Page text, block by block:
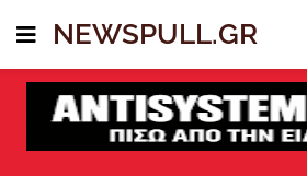
NEWSPULL.GR